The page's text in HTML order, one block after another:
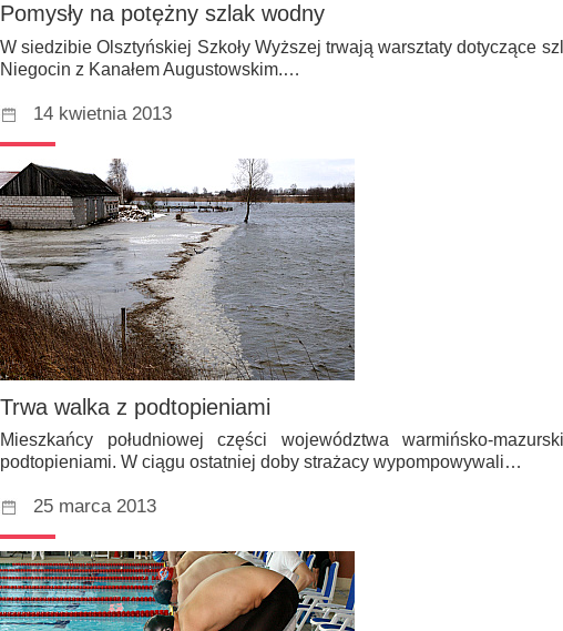
Pomysły na potężny szlak wodny
W siedzibie Olsztyńskiej Szkoły Wyższej trwają warsztaty dotyczące
Niegocin z Kanałem Augustowskim.…
14 kwietnia 2013
Trwa walka z podtopieniami
Mieszkańcy południowej części województwa warmińsko-
podtopieniami. W ciągu ostatniej doby strażacy wypompowywali…
25 marca 2013